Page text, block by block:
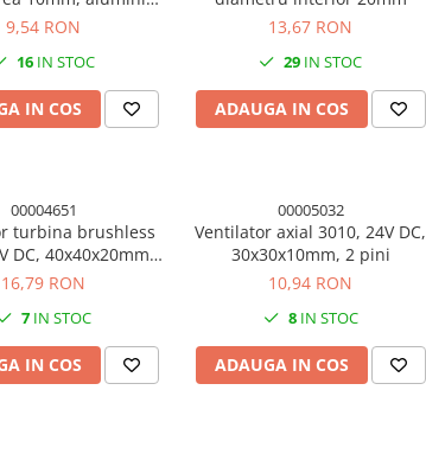
3D
9,54 RON
16 IN STOC
IN COS
13,67 RON
29 IN STOC
ADAUGA IN COS
00004651
turbina brushless
DC, 40x40x20mm,
XH2.54 2 pini
16,79 RON
7IN STOC
IN COS
00005032
Ventilator axial 3010, 24V DC,
30x30x10mm, 2 pini
10,94 RON
8IN STOC
ADAUGA IN COS